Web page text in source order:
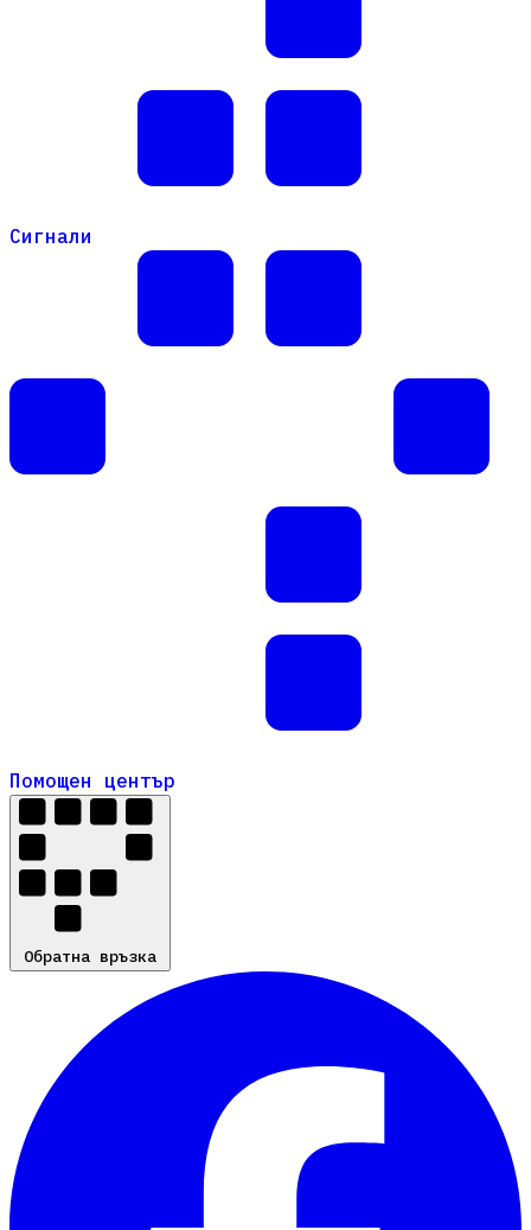
Сигнали
Помощен център
Помощен център
Обратна връзка
Обратна връзка